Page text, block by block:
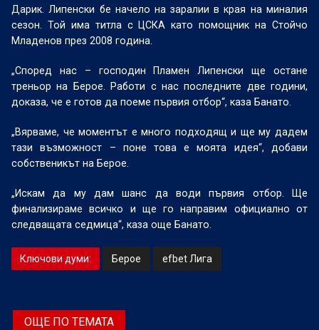
Дарик. Липенски бе начело на заралии в края на миналия
сезон. Той има титла с ЦСКА като помощник на Стойчо
Младенов през 2008 година.
„Според нас – господин Пламен Липенски ще остане
треньор на Берое. Работи с нас последните две години,
доказа, че е готов да поеме първия отбор“, каза Банато.
„Вярваме, че моментът е много подходящ и ще му дадем
тази възможност – поне това е моята идея“, добави
собственикът на Берое.
„Искам да му дам шанс да води първия отбор. Ще
финализираме всичко и ще го направим официално от
следващата седмица“, каза още Банато.
Ключови думи: Берое efbet Лига
ОЩЕ ПО ТЕМАТА